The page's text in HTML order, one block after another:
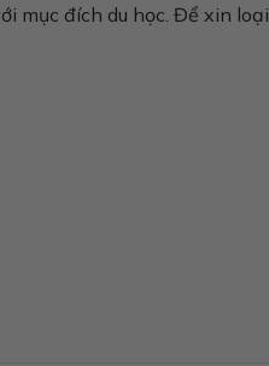
mục đích du học. Để xin